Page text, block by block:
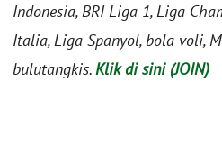
Indonesia, BRI Liga 1, Liga
Italia, Liga Spanyol, bola voli,
bulutangkis.Klik di sini (JOIN)